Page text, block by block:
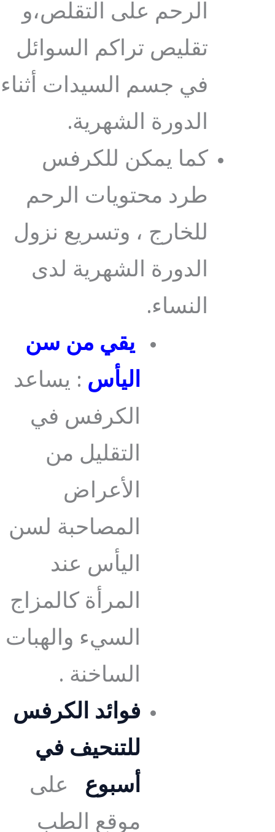
الرحم على التقلص،و
تقليص تراكم السوائل
في جسم السيدات أثناء
الدورة الشهرية.
كما يمكن للكرفس
طرد محتويات الرحم
للخارج ، وتسريع نزول
الدورة الشهرية لدى
النساء.
يقي من سن
اليأس : يساعد
الكرفس في
التقليل من
الأعراض
المصاحبة لسن
اليأس عند
المرأة كالمزاج
السيء والهبات
الساخنة .
فوائد الكرفس
للتنحيف في
أسبوع
على
موقع الطب